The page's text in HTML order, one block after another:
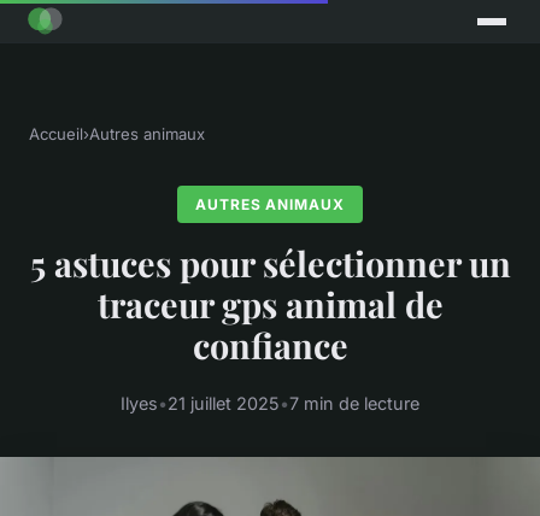
Accueil›Autres animaux
AUTRES ANIMAUX
5 astuces pour sélectionner un
traceur gps animal de
confiance
Ilyes•21 juillet 2025•7 min de lecture